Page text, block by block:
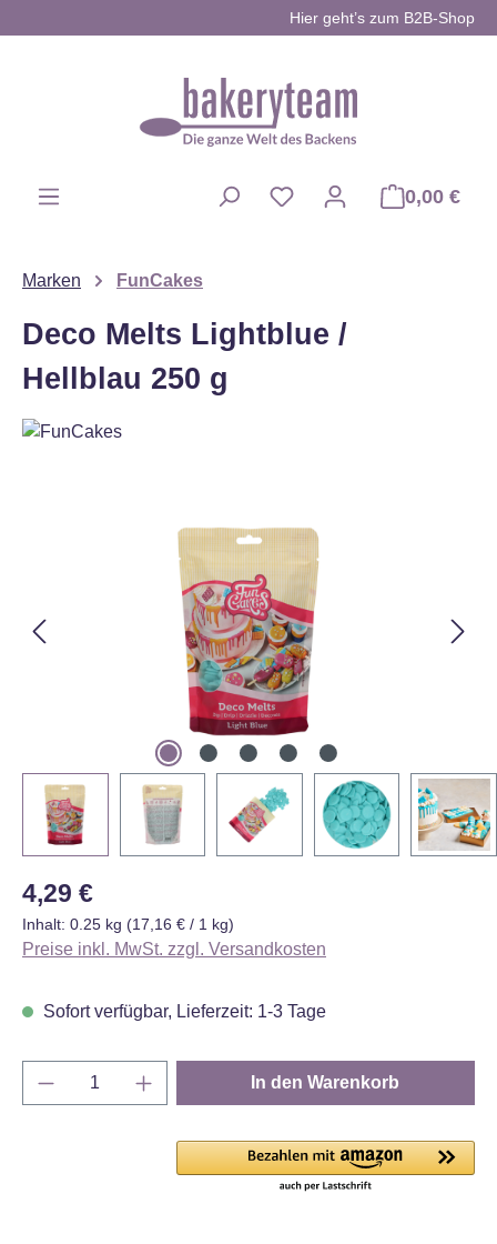
Hier geht’s zum B2B-Shop
0,00 €
Marken FunCakes
Deco Melts Lightblue /
Hellblau 250 g
Regulärer Preis:
4,29 €
Inhalt: 0.25 kg (17,16 € / 1 kg)
Preise inkl. MwSt. zzgl. Versandkosten
Sofort verfügbar, Lieferzeit: 1-3 Tage
Produkt Anzahl: Gib den gewünschten
In den Warenkorb